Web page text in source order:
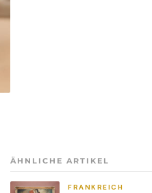
ÄHNLICHE ARTIKEL
FRANKREICH